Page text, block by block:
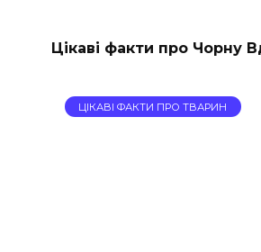
Цікаві факти про Чорну
ЦІКАВІ ФАКТИ ПРО ТВАРИН